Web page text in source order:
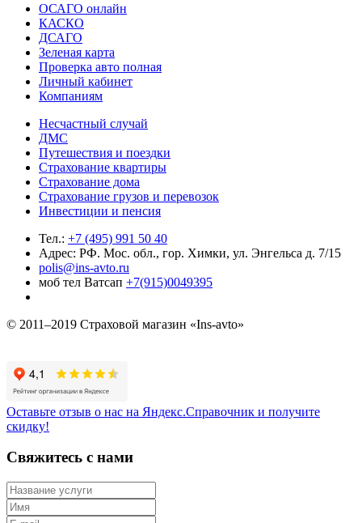
ОСАГО онлайн
КАСКО
ДСАГО
Зеленая карта
Проверка авто полная
Личный кабинет
Компаниям
Несчастный случай
ДМС
Путешествия и поездки
Страхование квартиры
Страхование дома
Страхование грузов и перевозок
Инвестиции и пенсия
Тел.: +7 (495) 991 50 40
Адрес: РФ. Мос. обл., гор. Химки, ул. Энгельса д. 7/15
polis@ins-avto.ru
моб тел Ватсап +7(915)0049395
© 2011–2019 Страховой магазин «Ins-avto»
Оставьте отзыв о нас на Яндекс.Справочник и получите
скидку!
Свяжитесь с нами